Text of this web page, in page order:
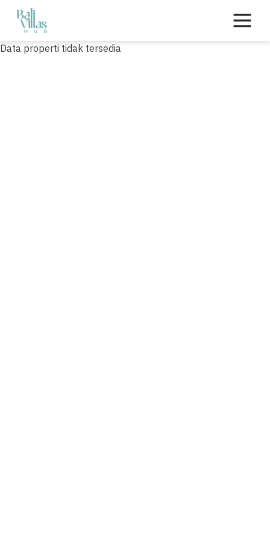
Skip
content
Data properti tidak tersedia